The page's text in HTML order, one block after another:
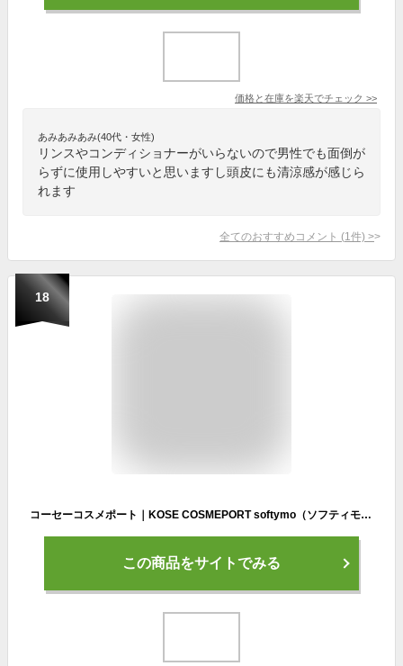
価格と在庫を楽天でチェック >>
あみあみあみ(40代・女性)
リンスやコンディショナーがいらないので男性でも面倒が
らずに使用しやすいと思いますし頭皮にも清涼感が感じら
れます
全てのおすすめコメント (1 件) >
18
コーセーコスメポート｜KOSE COSMEPORT softymo（ソフティモ）メンズソフティモ リンスイン スーパートニックシャンプー（550ml）［シャンプー］
この商品をサイトでみる